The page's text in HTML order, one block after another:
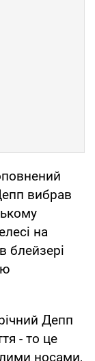
вибрав
на
блейзері
Депп
- то це
носами,